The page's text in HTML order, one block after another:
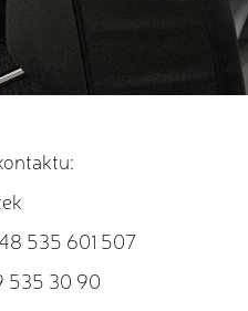
535 601 507
535 30 90